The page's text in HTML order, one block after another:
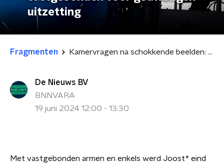
uitzetting
Fragmenten Kamervragen na schokkende beelden: Syrische vluchteling vastgebonden voor gedwongen uitzetting
De Nieuws BV
BNNVARA
19 juni 2024 12:00 - 13:30
Met vastgebonden armen en enkels werd Joost* eind